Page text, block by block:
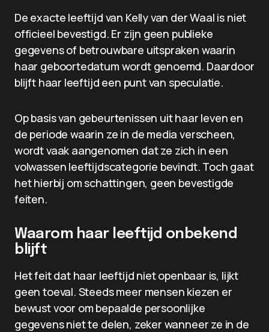
De exacte leeftijd van Kelly van der Waal is niet
officieel bevestigd. Er zijn geen publieke
gegevens of betrouwbare uitspraken waarin
haar geboortedatum wordt genoemd. Daardoor
blijft haar leeftijd een punt van speculatie.
Op basis van gebeurtenissen uit haar leven en
de periode waarin ze in de media verscheen,
wordt vaak aangenomen dat ze zich in een
volwassen leeftijdscategorie bevindt. Toch gaat
het hierbij om schattingen, geen bevestigde
feiten.
Waarom haar leeftijd onbekend
blijft
Het feit dat haar leeftijd niet openbaar is, lijkt
geen toeval. Steeds meer mensen kiezen er
bewust voor om bepaalde persoonlijke
gegevens niet te delen, zeker wanneer ze in de